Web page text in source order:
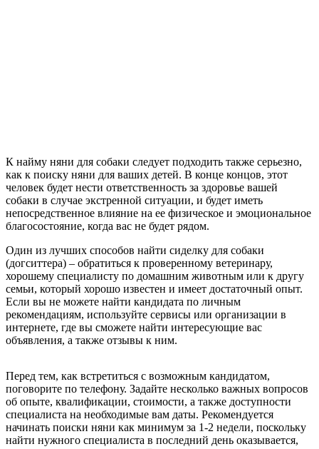
К найму няни для собаки следует подходить также серьезно,
как к поиску няни для ваших детей. В конце концов, этот
человек будет нести ответственность за здоровье вашей
собаки в случае экстренной ситуации, и будет иметь
непосредственное влияние на ее физическое и эмоциональное
благосостояние, когда вас не будет рядом.
Один из лучших способов найти сиделку для собаки
(догситтера) – обратиться к проверенному ветеринару,
хорошему специалисту по домашним животным или к другу
семьи, который хорошо известен и имеет достаточный опыт.
Если вы не можете найти кандидата по личным
рекомендациям, используйте сервисы или организации в
интернете, где вы сможете найти интересующие вас
объявления, а также отзывы к ним.
Перед тем, как встретиться с возможным кандидатом,
поговорите по телефону. Задайте несколько важных вопросов
об опыте, квалификации, стоимости, а также доступности
специалиста на необходимые вам даты. Рекомендуется
начинать поиски няни как минимум за 1-2 недели, поскольку
найти нужного специалиста в последний день оказывается,